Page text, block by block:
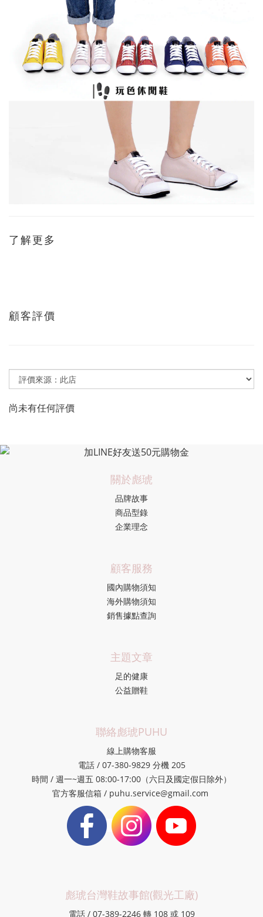
了解更多
顧客評價
尚未有任何評價
關於彪琥
品牌故事
商品型錄
企業理念
顧客服務
國內購物須知
海外購物須知
銷售據點查詢
主題文章
足的健康
公益贈鞋
聯絡彪琥PUHU
線上購物客服
電話 / 07-380-9829 分機 205
時間 / 週一~週五 08:00-17:00（六日及國定假日除外）
官方客服信箱 / puhu.service@gmail.com
彪琥台灣鞋故事館(觀光工廠)
電話 / 07-389-2246 轉 108 或 109